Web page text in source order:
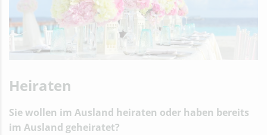
Umwandlung der
Lebenspartnerschaft in eine Ehe
Geburt & Geburtsanzeige
Namensänderung
Sterbefall
Ausstellung & Beglaubigung von
Antrag auf Einbürgerung
Heiraten
Sie wollen im Ausland heiraten oder haben bereits
im Ausland geheiratet?